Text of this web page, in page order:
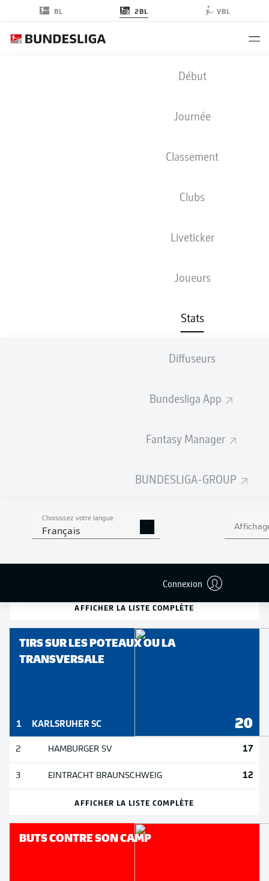
BL 2BL VBL
Début
Journée
Classement
Clubs
Liveticker
Joueurs
Stats
Diffuseurs
Bundesliga App
Fantasy Manager
BUNDESLIGA-GROUP
Choisissez votre langue
Français
Connexion
2. BUNDESLIGA STATISTIQUES
1. FC KÖLN 561
AFFICHER LA LISTE COMPLÈTE
TIRS SUR LES POTEAUX OU LA
TRANSVERSALE
1 KARLSRUHER SC 20
2 HAMBURGER SV 17
3 EINTRACHT BRAUNSCHWEIG 12
AFFICHER LA LISTE COMPLÈTE
BUTS CONTRE SON CAMP